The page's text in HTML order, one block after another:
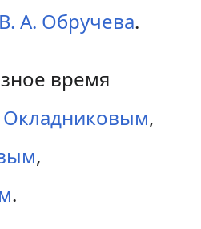
А. Обручева.
время
,
,
.